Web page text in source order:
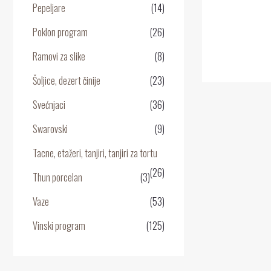
Pepeljare
(14)
Poklon program
(26)
Ramovi za slike
(8)
Šoljice, dezert činije
(23)
Svećnjaci
(36)
Swarovski
(9)
Tacne, etažeri, tanjiri, tanjiri za tortu
(26)
Thun porcelan
(3)
Vaze
(53)
Vinski program
(125)